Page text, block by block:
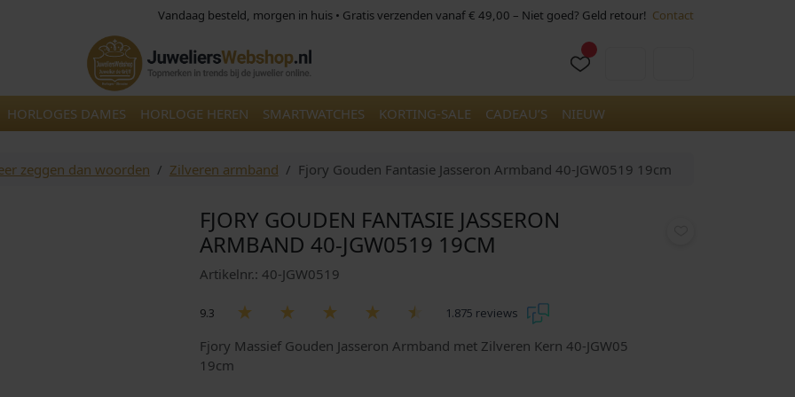
Vandaag besteld, morgen in huis • Gratis verzenden vanaf € 49,00 – Niet goed? Geld retour! Contact
HORLOGES DAMES HORLOGE HEREN SMARTWATCHES KORTING-SALE CADEAU’S NIEUW
zeggen dan woorden Zilveren armband Fjory Gouden Fantasie Jasseron Armband 40-JGW0519 19cm
FJORY GOUDEN FANTASIE JASSERON
ARMBAND 40-JGW0519 19CM
Artikelnr.: 40-JGW0519
9.3 1.875 reviews
Fjory Massief Gouden Jasseron Armband met Zilveren Kern 40-JGW05
19cm